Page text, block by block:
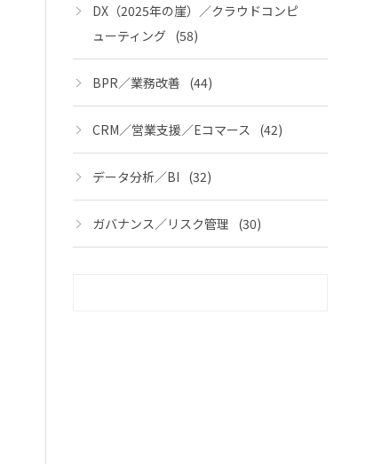
DX（2025年の崖）／クラウドコンピ
ューティング (58)
BPR／業務改善 (44)
CRM／営業支援／Eコマース (42)
データ分析／BI (32)
ガバナンス／リスク管理 (30)